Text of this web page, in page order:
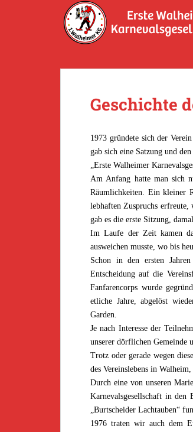
Geschichte
1973 gründete sich der
gab sich eine Satzung und
„Erste Walheimer
Am Anfang hatte man sich
Räumlichkeiten. Ein kleiner
lebhaften Zuspruchs
gab es die erste Sitzung,
Im Laufe der Zeit kamen
ausweichen musste, wo bis
Schon in den ersten
Entscheidung auf die
Fanfarencorps wurde
etliche Jahre, abgelöst
Garden.
Je nach Interesse der
unserer dörflichen Gemeinde
Trotz oder gerade wegen
des Vereinslebens in
Durch eine von unseren
Karnevalsgesellschaft in den
„Burtscheider Lachtauben“
1976 traten wir auch dem